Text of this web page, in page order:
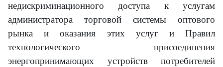
недискриминационного доступа к услугам
администратора торговой системы оптового
рынка и оказания этих услуг и Правил
технологического присоединения
энергопринимающих устройств потребителей